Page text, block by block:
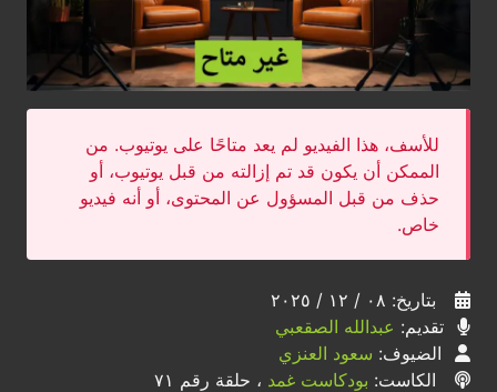
للأسف، هذا الفيديو لم يعد متاحًا على يوتيوب. من
الممكن أن يكون قد تم إزالته من قبل يوتيوب، أو
حذف من قبل المسؤول عن المحتوى، أو أنه فيديو
خاص.
بتاريخ: ٠٨ / ١٢ / ٢٠٢٥
تقديم: عبدالله الصقعبي
الضيوف: سعود العنزي
الكاست: بودكاست غمد ، حلقة رقم ٧١